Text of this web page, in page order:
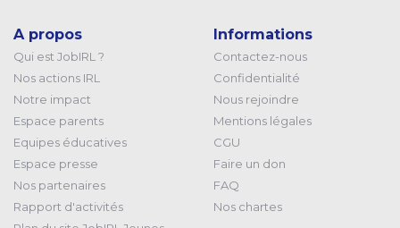
A propos
Qui est JobIRL ?
Nos actions IRL
Notre impact
Espace parents
Equipes éducatives
Espace presse
Nos partenaires
Rapport d'activités
Informations
Contactez-nous
Confidentialité
Nous rejoindre
Mentions légales
CGU
Faire un don
FAQ
Nos chartes